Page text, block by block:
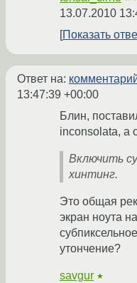
13.07.2010
Показать
Ответ на:
13:47:39 +00:00
Блин,
inconsolata, а
Включить
хинтинг.
Это общая
экран ноута
утончение?
savgur ★